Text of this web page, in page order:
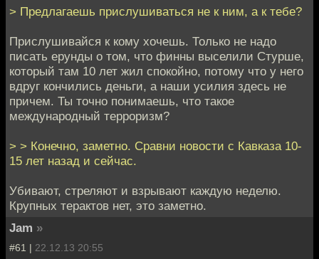
> Предлагаешь прислушиваться не к ним, а к тебе?
Прислушивайся к кому хочешь. Только не надо
писать ерунды о том, что финны выселили Стурше,
который там 10 лет жил спокойно, потому что у него
вдруг кончились деньги, а наши усилия здесь не
причем. Ты точно понимаешь, что такое
международный терроризм?
> > Конечно, заметно. Сравни новости с Кавказа 10-
15 лет назад и сейчас.
Убивают, стреляют и взрывают каждую неделю.
Крупных терактов нет, это заметно.
Jam »
#61 | 22.12.13 20:55